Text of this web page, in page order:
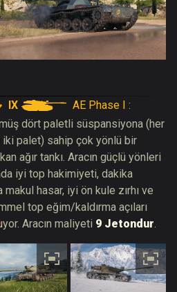
IX AE Phase I
:
dört paletli süspansiyona (her
iki palet) sahip çok yönlü bir
ağır tankı. Aracın güçlü yönleri
iyi top hakimiyeti, dakika
makul hasar, iyi ön kule zırhı ve
top eğim/kaldırma açıları
Aracın maliyeti 9 Jetondur.